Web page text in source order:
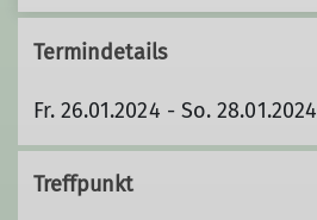
Termindetails
Fr. 26.01.2024 - So. 28.01.2024
Treffpunkt